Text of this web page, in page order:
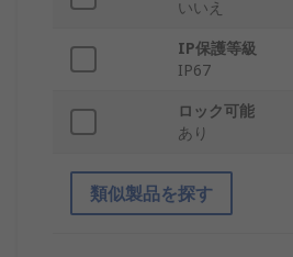
いいえ
IP保護等級
IP67
ロック可能
あり
類似製品を探す